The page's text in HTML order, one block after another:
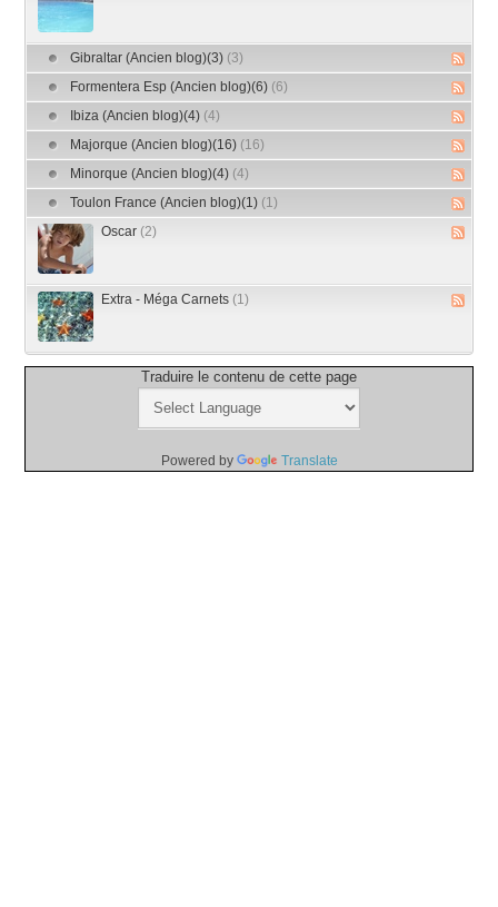
Gibraltar (Ancien blog)(3) (3)
Formentera Esp (Ancien blog)(6) (6)
Ibiza (Ancien blog)(4) (4)
Majorque (Ancien blog)(16) (16)
Minorque (Ancien blog)(4) (4)
Toulon France (Ancien blog)(1) (1)
Oscar (2)
Extra - Méga Carnets (1)
Traduire le contenu de cette page
Powered by Translate